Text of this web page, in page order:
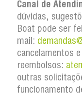
Canal de
dúvidas,
Boat pode ser
mail:
cancelamentos e
reembolsos:
outras
funcionamento